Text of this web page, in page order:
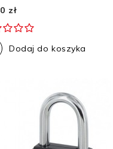
zł
Dodaj do koszyka